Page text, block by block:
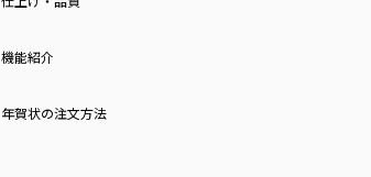
機能紹介
年賀状の注文方法